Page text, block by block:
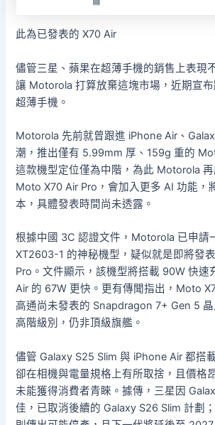
此為已發表的 X70 Air
儘管三星、蘋果在超薄手機的銷售上表現
讓 Motorola 打算放棄這塊市場，近期宣
超薄手機。
Motorola 先前就曾跟進 iPhone Air、
潮，推出僅有 5.99mm 厚、159g 重的
這款機型定位僅為中階，為此 Motorola
Moto X70 Air Pro，會加入更多 AI 功能，
本，具體發表時間尚未透露。
根據中國 3C 認證文件，Motorola 已申請
XT2603-1 的神秘機型，疑似就是即將發
Pro。文件顯示，該機型將搭載 90W 快速
Air 的 67W 更快。更有傳聞指出，Moto
高通尚未發表的 Snapdragon 7+ Gen 5
高階級別，仍非頂級旗艦。
儘管 Galaxy S25 Slim 與 iPhone Air 都搭
卻在相機與電量規格上有所取捨，且價格
未能獲得消費者青睞。據傳，三星因
佳，已取消後續的 Galaxy S26 Slim 計劃